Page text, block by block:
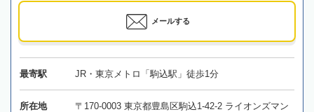
メールする
最寄駅 JR・東京メトロ「駒込駅」徒歩1分
所在地
〒170-0003 東京都豊島区駒込1-42-2 ライオンズマン